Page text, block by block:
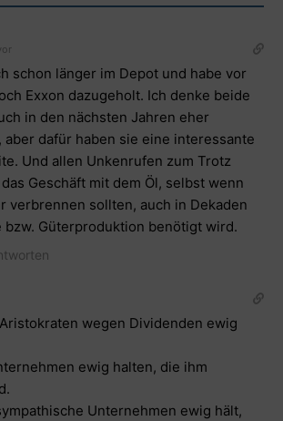
schon länger im Depot und habe vor
Exxon dazugeholt. Ich denke beide
in den nächsten Jahren eher
dafür haben sie eine interessante
Und allen Unkenrufen zum Trotz
Geschäft mit dem Öl, selbst wenn
verbrennen sollten, auch in Dekaden
bzw. Güterproduktion benötigt wird.
wegen Dividenden ewig
ewig halten, die ihm
Unternehmen ewig hält,